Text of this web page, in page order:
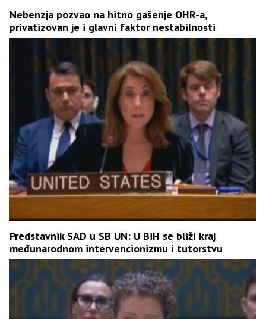
Nebenzja pozvao na hitno gašenje OHR-a,
privatizovan je i glavni faktor nestabilnosti
Predstavnik SAD u SB UN: U BiH se bliži kraj
međunarodnom intervencionizmu i tutorstvu